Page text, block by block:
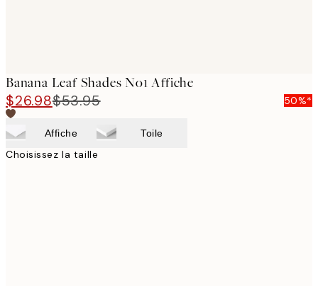
Banana Leaf Shades No1 Affiche
$26.98$53.95 50%*
Affiche Toile
Choisissez la taille